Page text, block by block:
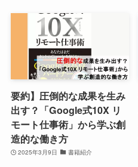
要約】圧倒的な成果を生み
出す？「Google式10X リ
モート仕事術」から学ぶ創
造的な働き方
2025年3月9日 書籍紹介